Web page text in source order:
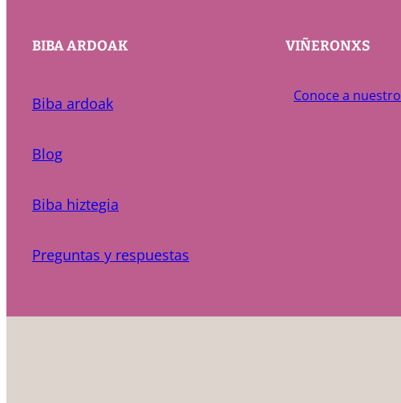
BIBA ARDOAK
Biba ardoak
Blog
Biba hiztegia
Preguntas y respuestas
VIÑERONXS
Conoce a